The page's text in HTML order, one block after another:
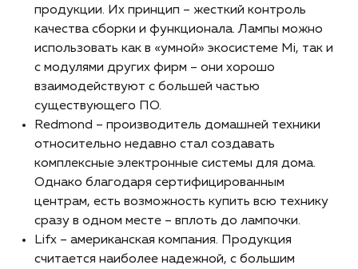
продукции. Их принцип – жесткий контроль
качества сборки и функционала. Лампы можно
использовать как в «умной» экосистеме Mi, так и
с модулями других фирм – они хорошо
взаимодействуют с большей частью
существующего ПО.
Redmond – производитель домашней техники
относительно недавно стал создавать
комплексные электронные системы для дома.
Однако благодаря сертифицированным
центрам, есть возможность купить всю технику
сразу в одном месте – вплоть до лампочки.
Lifx – американская компания. Продукция
считается наиболее надежной, с большим